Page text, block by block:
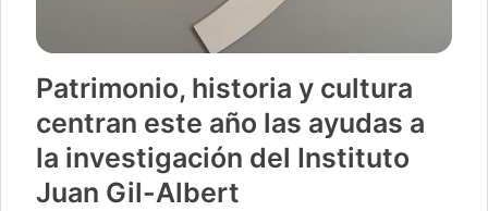
Patrimonio, historia y cultura
centran este año las ayudas a
la investigación del Instituto
Juan Gil-Albert